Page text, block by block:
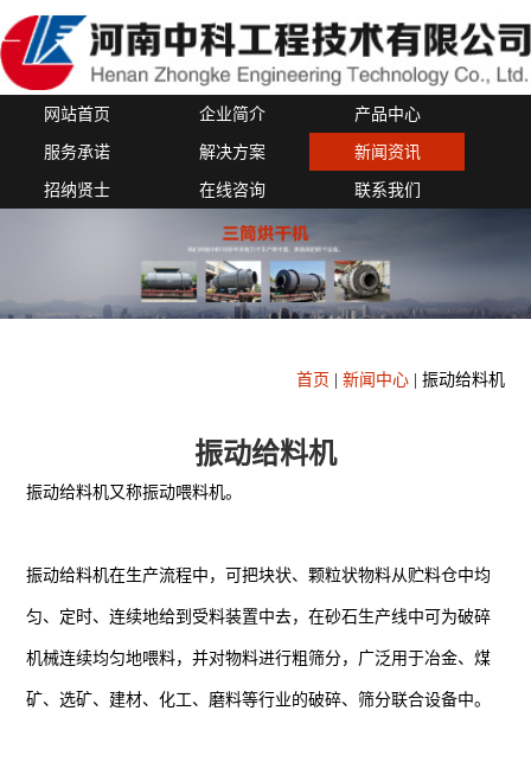
网站首页 企业简介 产品中心
服务承诺 解决方案 新闻资讯
招纳贤士 在线咨询 联系我们
首页 新闻中心| 振动给料机
振动给料机
振动给料机又称振动喂料机。
振动给料机在生产流程中，可把块状、颗粒状物料从贮料仓中均
匀、定时、连续地给到受料装置中去，在砂石生产线中可为破碎
机械连续均匀地喂料，并对物料进行粗筛分，广泛用于冶金、煤
矿、选矿、建材、化工、磨料等行业的破碎、筛分联合设备中。